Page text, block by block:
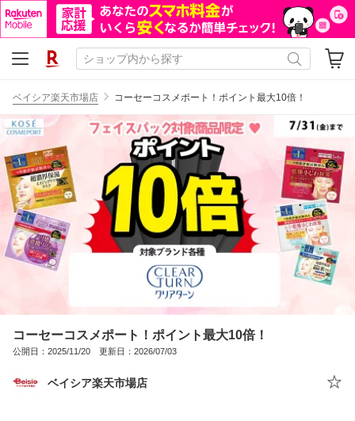
ベイシア楽天市場店 コーセーコスメポート！ポイント最大10倍！
コーセーコスメポート！ポイント最大10倍！
公開日：2025/11/20 更新日：2026/07/03
ベイシア楽天市場店